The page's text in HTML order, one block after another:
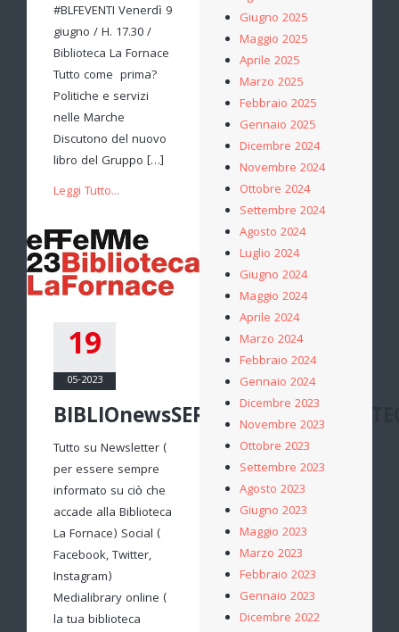
#BLFEVENTI Venerdì 9
giugno / H. 17.30 /
Biblioteca La Fornace
Tutto come prima?
Politiche e servizi
nelle Marche
Discutono del nuovo
libro del Gruppo […]
Leggi Tutto...
19
05-2023
Tutto su Newsletter (
per essere sempre
informato su ciò che
accade alla Biblioteca
La Fornace) Social (
Facebook, Twitter,
Instagram)
Medialibrary online (
la tua biblioteca
Giugno 2025
Maggio 2025
Aprile 2025
Marzo 2025
Febbraio 2025
Gennaio 2025
Dicembre 2024
Novembre 2024
Ottobre 2024
Settembre 2024
Agosto 2024
Luglio 2024
Giugno 2024
Maggio 2024
Aprile 2024
Marzo 2024
Febbraio 2024
Gennaio 2024
Dicembre 2023
Novembre 2023
Ottobre 2023
Settembre 2023
Agosto 2023
Giugno 2023
Maggio 2023
Marzo 2023
Febbraio 2023
Gennaio 2023
Dicembre 2022